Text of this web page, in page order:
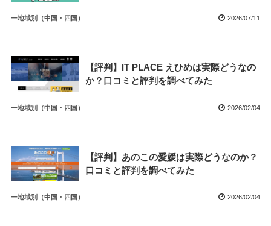
ー地域別（中国・四国） 2026/07/11
【評判】IT PLACE えひめは実際どうなの
か？口コミと評判を調べてみた
ー地域別（中国・四国） 2026/02/04
【評判】あのこの愛媛は実際どうなのか？
口コミと評判を調べてみた
ー地域別（中国・四国） 2026/02/04